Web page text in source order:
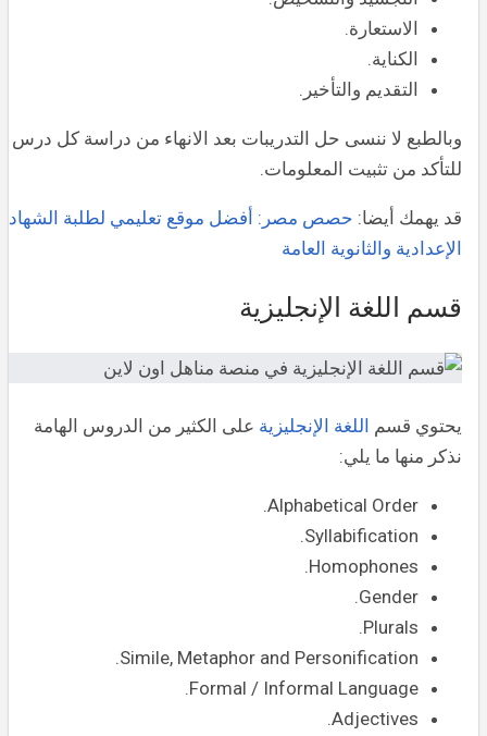
الاستعارة.
الكناية.
التقديم والتأخير.
وبالطبع لا ننسى حل التدريبات بعد الانهاء من دراسة كل درس
للتأكد من تثبيت المعلومات.
قد يهمك أيضا: حصص مصر: أفضل موقع تعليمي لطلبة الشهادة
الإعدادية والثانوية العامة
قسم اللغة الإنجليزية
يحتوي قسم اللغة الإنجليزية على الكثير من الدروس الهامة
نذكر منها ما يلي:
Alphabetical Order.
Syllabification.
Homophones.
Gender.
Plurals.
Simile, Metaphor and Personification.
Formal / Informal Language.
Adjectives.